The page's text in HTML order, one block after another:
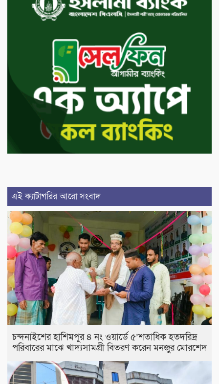
এই ক্যাটাগরির আরো সংবাদ
চন্দনাইশের হাশিমপুর ৪ নং ওয়ার্ডে ৫’শতাধিক হতদরিদ্র
পরিবারের মাঝে খাদ্যসামগ্রী বিতরণ করেন মনজুর মোরশেদ